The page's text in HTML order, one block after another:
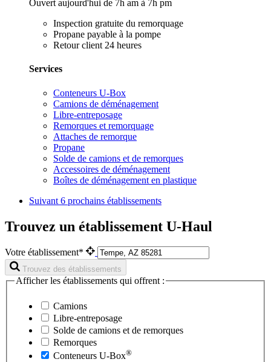
Ouvert aujourd'hui de 7h am à 7h pm
Inspection gratuite du remorquage
Propane payable à la pompe
Retour client 24 heures
Services
Conteneurs U-Box
Camions de déménagement
Libre-entreposage
Remorques et remorquage
Attaches de remorque
Propane
Solde de camions et de remorques
Accessoires de déménagement
Boîtes de déménagement en plastique
Suivant 6 prochains établissements
Trouvez un établissement U-Haul
Votre établissement*
Trouvez des établissements
Afficher les établissements qui offrent :
Camions
Libre-entreposage
Solde de camions et de remorques
Remorques
Conteneurs U-Box®